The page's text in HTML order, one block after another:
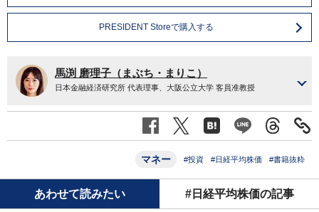
PRESIDENT Storeで購入する
馬渕 磨理子（まぶち・まりこ）
日本金融経済研究所 代表理事、大阪公立大学 客員准教授
マネー #投資 #日経平均株価 #書籍抜粋
あわせて読みたい #日経平均株価の記事